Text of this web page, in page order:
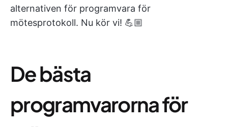
alternativen för programvara för
mötesprotokoll. Nu kör vi! 💪🏼
De bästa
programvarorna för